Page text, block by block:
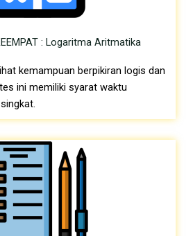
: Logaritma Aritmatika
kemampuan berpikiran logis dan
ini memiliki syarat waktu